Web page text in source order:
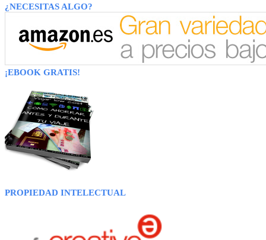
¿NECESITAS ALGO?
¡EBOOK GRATIS!
PROPIEDAD INTELECTUAL